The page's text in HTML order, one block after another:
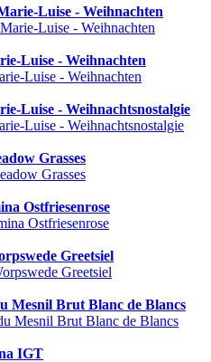
Luise - Weihnachten
Luise - Weihnachten
Luise - Weihnachtsnostalgie
Grasses
Ostfriesenrose
Greetsiel
Mesnil Brut Blanc de Blancs
IGT